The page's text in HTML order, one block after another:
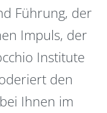
Führung, der
Impuls, der
Institute
den
Ihnen im